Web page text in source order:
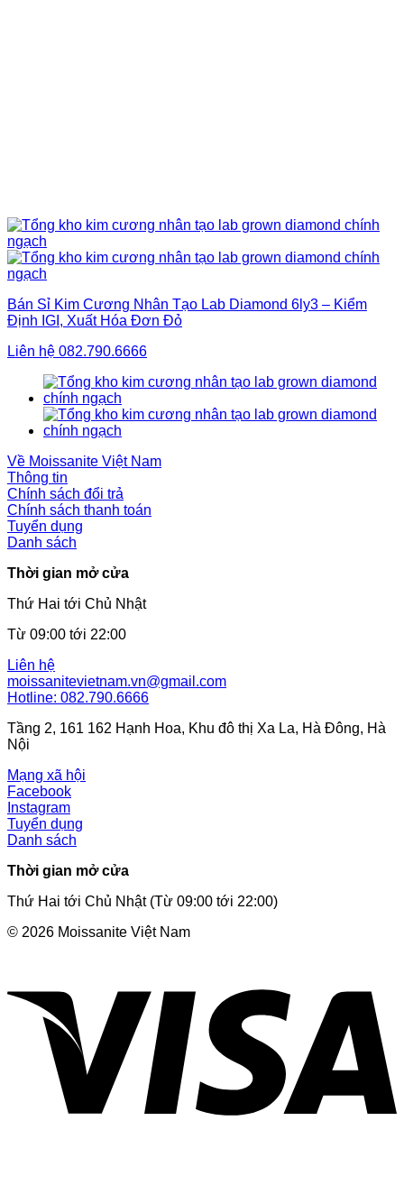
Bán Sỉ Kim Cương Nhân Tạo Lab Diamond 6ly3 – Kiểm
Định IGI, Xuất Hóa Đơn Đỏ
Liên hệ 082.790.6666
Về Moissanite Việt Nam
Thông tin
Chính sách đổi trả
Chính sách thanh toán
Tuyển dụng
Danh sách
Thời gian mở cửa
Thứ Hai tới Chủ Nhật
Từ 09:00 tới 22:00
Liên hệ
moissanitevietnam.vn@gmail.com
Hotline: 082.790.6666
Tầng 2, 161 162 Hạnh Hoa, Khu đô thị Xa La, Hà Đông, Hà
Nội
Mạng xã hội
Facebook
Instagram
Tuyển dụng
Danh sách
Thời gian mở cửa
Thứ Hai tới Chủ Nhật (Từ 09:00 tới 22:00)
© 2026 Moissanite Việt Nam